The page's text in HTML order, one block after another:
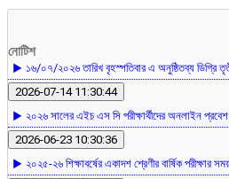
নোটিশ
▶ ১৬/০৭/২০২৬ তারিখ বৃহস্পতিবার এ অনুষ্ঠিতব্য ডিগ্রি
2026-07-14 11:30:44
▶ ২০২৬ সালের এইচ এস সি পরীক্ষার্থীদের অনলাইন
2026-06-23 10:30:36
▶ ২০২৫-২৬ শিক্ষাবর্ষের একাদশ শ্রেণীর বার্ষিক পরীক্ষার